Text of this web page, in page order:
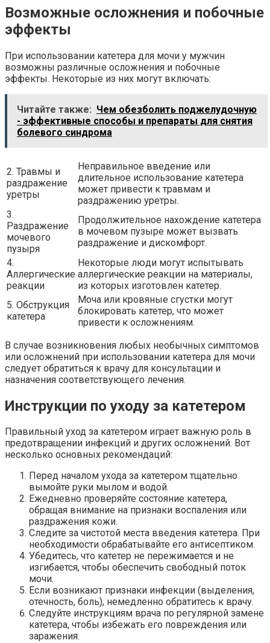
Возможные осложнения и побочные
эффекты
При использовании катетера для мочи у мужчин
возможны различные осложнения и побочные
эффекты. Некоторые из них могут включать:
Читайте также: Чем обезболить поджелудочную
- эффективные способы и препараты для снятия
болевого синдрома
2. Травмы и
раздражение
уретры
Неправильное введение или
длительное использование катетера
может привести к травмам и
раздражению уретры.
3.
Раздражение
мочевого
пузыря
Продолжительное нахождение катетера
в мочевом пузыре может вызвать
раздражение и дискомфорт.
4.
Аллергические
реакции
Некоторые люди могут испытывать
аллергические реакции на материалы,
из которых изготовлен катетер.
5. Обструкция
катетера
Моча или кровяные сгустки могут
блокировать катетер, что может
привести к осложнениям.
В случае возникновения любых необычных симптомов
или осложнений при использовании катетера для мочи
следует обратиться к врачу для консультации и
назначения соответствующего лечения.
Инструкции по уходу за катетером
Правильный уход за катетером играет важную роль в
предотвращении инфекций и других осложнений. Вот
несколько основных рекомендаций:
Перед началом ухода за катетером тщательно
вымойте руки мылом и водой.
Ежедневно проверяйте состояние катетера,
обращая внимание на признаки воспаления или
раздражения кожи.
Следите за чистотой места введения катетера. При
необходимости обрабатывайте его антисептиком.
Убедитесь, что катетер не пережимается и не
изгибается, чтобы обеспечить свободный поток
мочи.
Если возникают признаки инфекции (выделения,
отечность, боль), немедленно обратитесь к врачу.
Следуйте инструкциям врача по регулярной замене
катетера, чтобы избежать его повреждения или
заражения.